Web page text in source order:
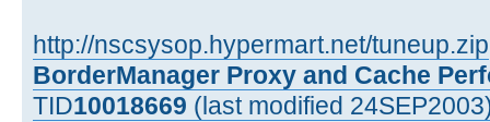
http://nscsysop.hypermart.net/tuneup.zip
BorderManager Proxy and Cache
TID10018669 (last modified